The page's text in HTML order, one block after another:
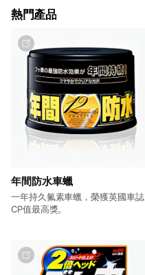
熱門產品
年間防水車蠟
一年持久氟素車蠟，榮獲英國車誌
CP值最高獎。